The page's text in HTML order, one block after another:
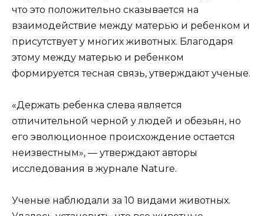
что это положительно сказывается на
взаимодействие между матерью и ребенком и
присутствует у многих животных. Благодаря
этому между матерью и ребенком
формируется тесная связь, утверждают ученые.
«Держать ребенка слева является
отличительной черной у людей и обезьян, но
его эволюционное происхождение остается
неизвестным», — утверждают авторы
исследования в журнале Nature.
Ученые наблюдали за 10 видами животных.